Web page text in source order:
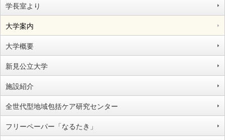
学長室より
大学案内
大学概要
新見公立大学
施設紹介
全世代型地域包括ケア研究センター
フリーペーパー「なるたき」